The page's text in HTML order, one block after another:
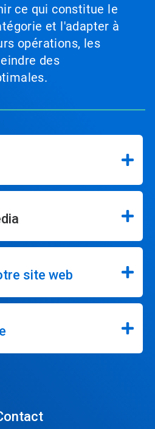
ce qui constitue le
et l'adapter à
opérations, les
des
site web